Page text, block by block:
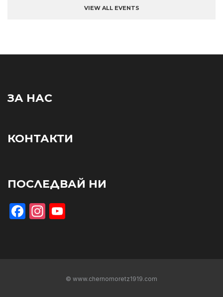
VIEW ALL EVENTS
ЗА НАС
КОНТАКТИ
ПОСЛЕДВАЙ НИ
Facebook
Instagram
© www.chernomoretz1919.com